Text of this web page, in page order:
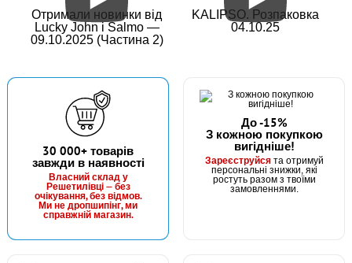
Отримали новинки від
Lucky John і Salmo —
09.10.2025 (Частина 2)
KALIPSO. Розпаковка
04.10.25
30 000+ товарів
завжди в наявності
Власний склад у
Решетилівці — без
очікування, без відмов.
Ми не дропшипінг, ми
справжній магазин.
До -15%
З кожною покупкою
вигідніше!
Зареєструйсята отримуй
персональні знижки, які
ростуть разом з твоїми
замовленнями.